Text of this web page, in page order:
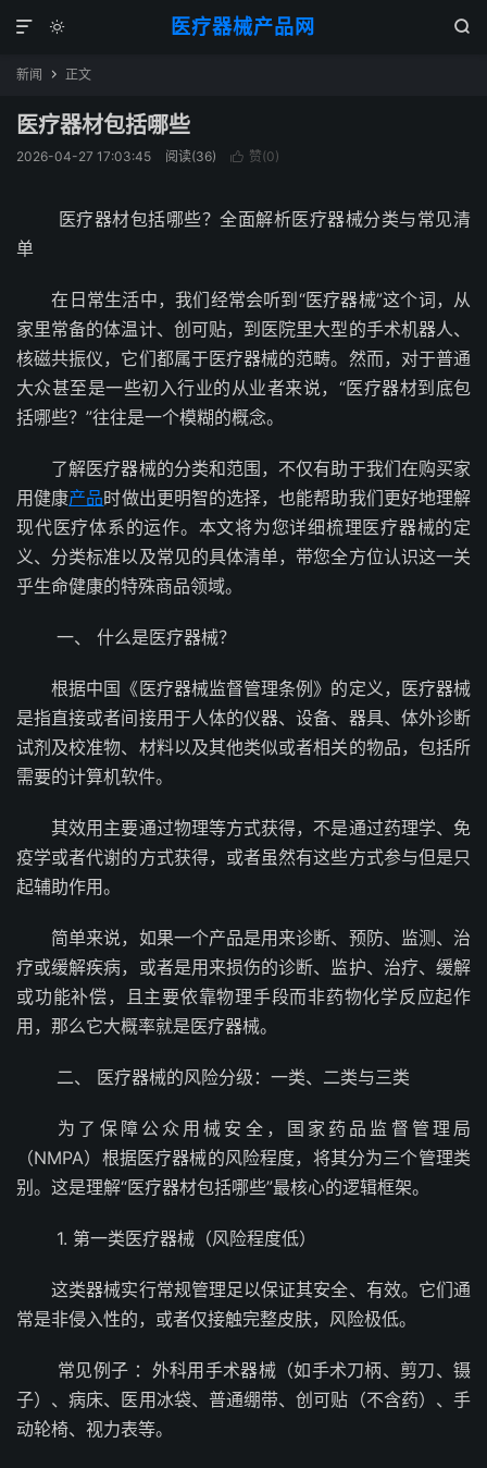
医疗器械产品网
 

新闻  正文
医疗器材包括哪些
2026-04-27 17:03:45 阅读(36)  赞(0)
医疗器材包括哪些？全面解析医疗器械分类与常见清
单
在日常生活中，我们经常会听到“医疗器械”这个词，从
家里常备的体温计、创可贴，到医院里大型的手术机器人、
核磁共振仪，它们都属于医疗器械的范畴。然而，对于普通
大众甚至是一些初入行业的从业者来说，“医疗器材到底包
括哪些？”往往是一个模糊的概念。
了解医疗器械的分类和范围，不仅有助于我们在购买家
用健康产品时做出更明智的选择，也能帮助我们更好地理解
现代医疗体系的运作。本文将为您详细梳理医疗器械的定
义、分类标准以及常见的具体清单，带您全方位认识这一关
乎生命健康的特殊商品领域。
一、 什么是医疗器械？
根据中国《医疗器械监督管理条例》的定义，医疗器械
是指直接或者间接用于人体的仪器、设备、器具、体外诊断
试剂及校准物、材料以及其他类似或者相关的物品，包括所
需要的计算机软件。
其效用主要通过物理等方式获得，不是通过药理学、免
疫学或者代谢的方式获得，或者虽然有这些方式参与但是只
起辅助作用。
简单来说，如果一个产品是用来诊断、预防、监测、治
疗或缓解疾病，或者是用来损伤的诊断、监护、治疗、缓解
或功能补偿，且主要依靠物理手段而非药物化学反应起作
用，那么它大概率就是医疗器械。
二、 医疗器械的风险分级：一类、二类与三类
为了保障公众用械安全，国家药品监督管理局
（NMPA）根据医疗器械的风险程度，将其分为三个管理类
别。这是理解“医疗器材包括哪些”最核心的逻辑框架。
1. 第一类医疗器械（风险程度低）
这类器械实行常规管理足以保证其安全、有效。它们通
常是非侵入性的，或者仅接触完整皮肤，风险极低。
常见例子 ：外科用手术器械（如手术刀柄、剪刀、镊
子）、病床、医用冰袋、普通绷带、创可贴（不含药）、手
动轮椅、视力表等。